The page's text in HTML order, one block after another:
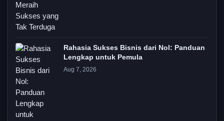
Rahasia Sukses Bisnis dari Nol: Panduan
Lengkap untuk Pemula
Aug 7, 2026